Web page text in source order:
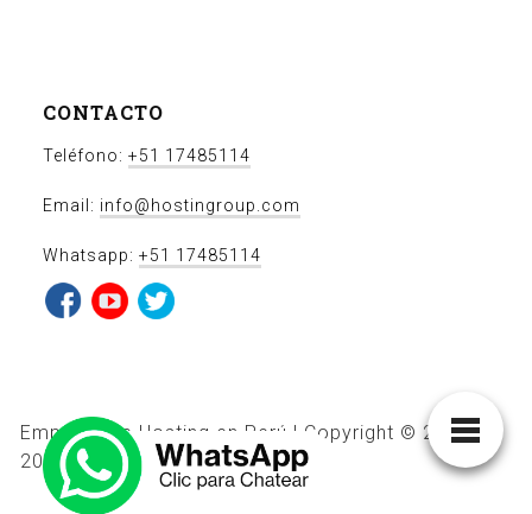
CONTACTO
Teléfono: +51 17485114
Email: info@hostingroup.com
Whatsapp: +51 17485114
Empresa de Hosting en Perú | Copyright © 2011-
2021 Hostingroup SAC.